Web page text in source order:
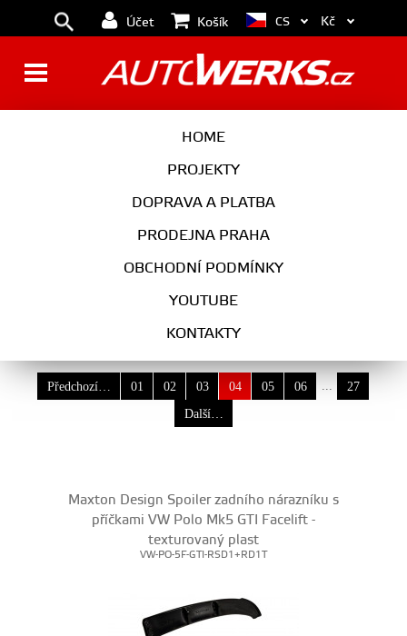
Účet Košík
HOME
PROJEKTY
DOPRAVA A PLATBA
PRODEJNA PRAHA
OBCHODNÍ PODMÍNKY
YOUTUBE
KONTAKTY
CS Kč
VYBERTE MOTOR
Předchozí… 01 02 03 04 05 06 ...
27
Další…
Maxton Design Spoiler zadního nárazníku s
příčkami VW Polo Mk5 GTI Facelift -
texturovaný plast
VW-PO-5F-GTI-RSD1+RD1T